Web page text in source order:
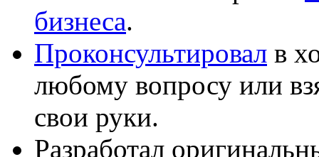
бизнеса.
Проконсультировал в
любому вопросу или
свои руки.
Разработал